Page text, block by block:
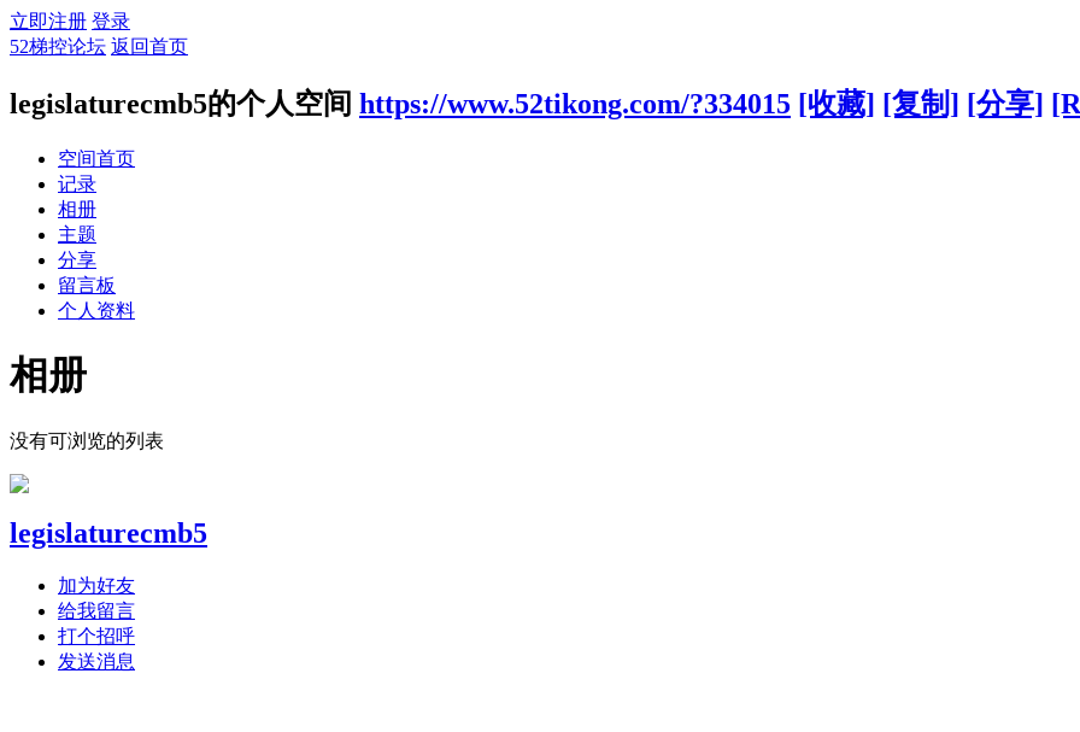
立即注册 登录
52梯控论坛 返回首页
legislaturecmb5的个人空间 https://www.52tikong.com/?334015 [收藏] [复制] [分享]
空间首页
记录
相册
主题
分享
留言板
个人资料
相册
没有可浏览的列表
legislaturecmb5
加为好友
给我留言
打个招呼
发送消息